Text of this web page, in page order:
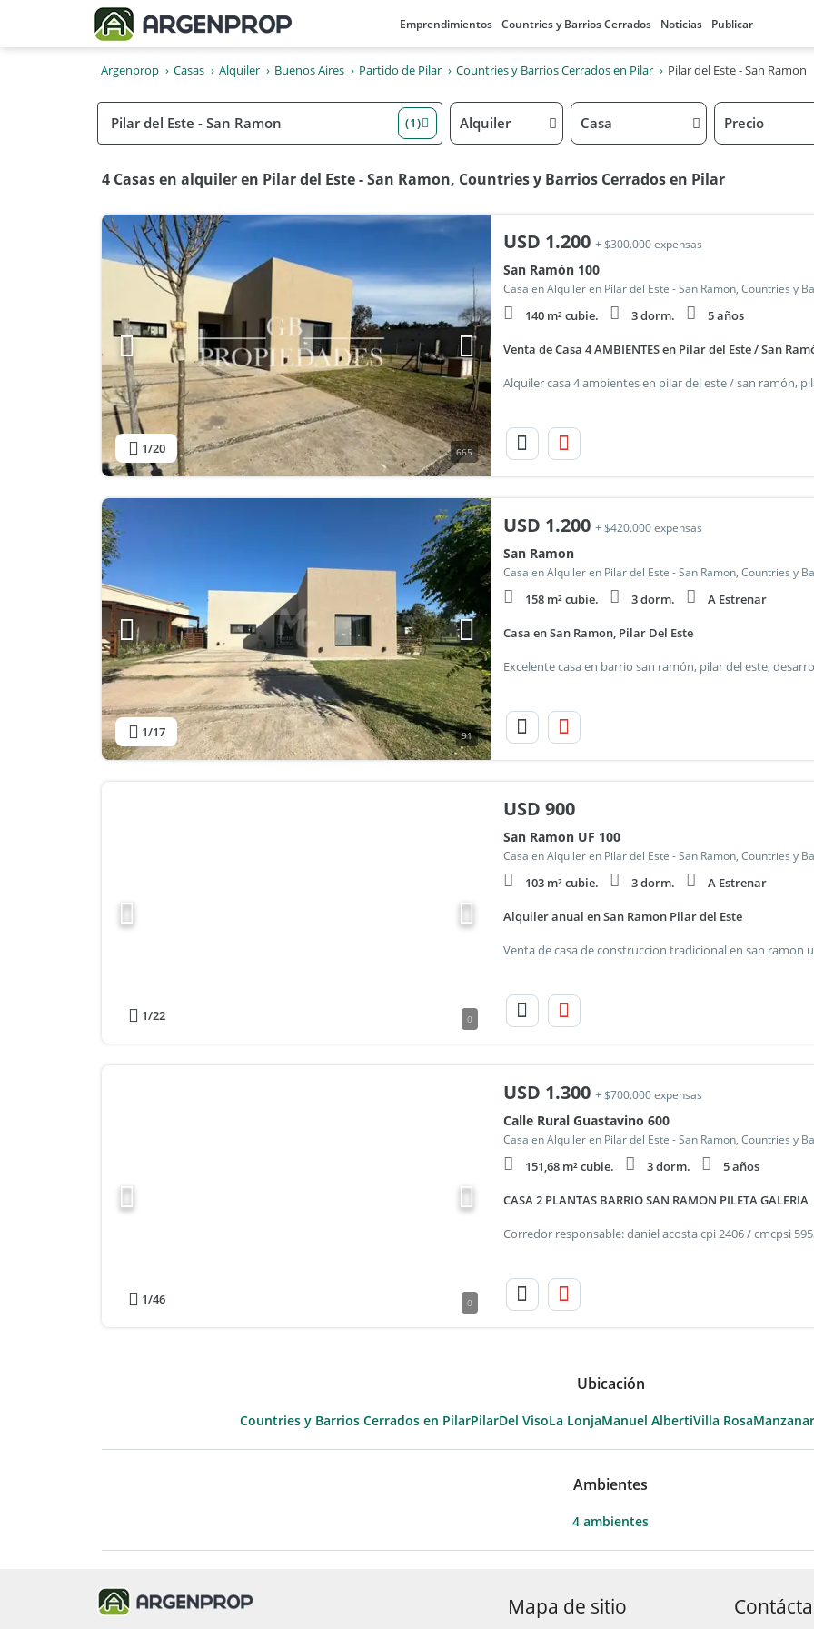
Emprendimientos Countries y Barrios Cerrados Noticias Publicar
Argenprop Casas Alquiler Buenos Aires Partido de Pilar Countries y Barrios Cerrados en Pilar Pilar del Este - San Ramon
(1) Alquiler Casa Precio
4 Casas en alquiler en Pilar del Este - San Ramon, Countries y Barrios Cerrados en Pilar
1/20 665
USD 1.200 + $300.000 expensas
San Ramón 100
Casa en Alquiler en Pilar del Este - San Ramon, Countries y
140 m² cubie. 3 dorm. 5 años
Venta de Casa 4 AMBIENTES en Pilar del Este / San
1/17 91
USD 1.200 + $420.000 expensas
San Ramon
Casa en Alquiler en Pilar del Este - San Ramon, Countries y
158 m² cubie. 3 dorm. A Estrenar
Casa en San Ramon, Pilar Del Este
1/22 0
USD 900
San Ramon UF 100
Casa en Alquiler en Pilar del Este - San Ramon, Countries y
103 m² cubie. 3 dorm. A Estrenar
Alquiler anual en San Ramon Pilar del Este
1/46 0
USD 1.300 + $700.000 expensas
Calle Rural Guastavino 600
Casa en Alquiler en Pilar del Este - San Ramon, Countries y
151,68 m² cubie. 3 dorm. 5 años
CASA 2 PLANTAS BARRIO SAN RAMON PILETA GALERIA
Ubicación
Countries y Barrios Cerrados en PilarPilarDel VisoLa LonjaManuel AlbertiVilla Rosa
Ambientes
4 ambientes
Mapa de sitio